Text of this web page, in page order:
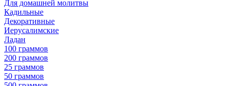
Для домашней молитвы
Кадильные
Декоративные
Иерусалимские
Ладан
100 граммов
200 граммов
25 граммов
50 граммов